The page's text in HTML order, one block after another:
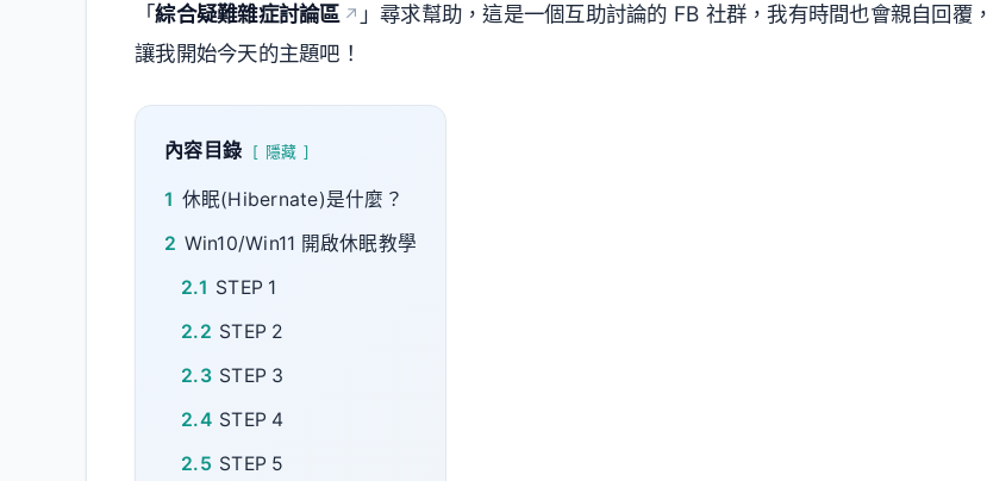
「綜合疑難雜症討論區
」尋求幫助，這是一個互助討論的 FB 社群，我有時間也會親自回覆，
讓我開始今天的主題吧！
內容目錄 隱藏
1 休眠(Hibernate)是什麼？
2 Win10/Win11 開啟休眠教學
2.1 STEP 1
2.2 STEP 2
2.3 STEP 3
2.4 STEP 4
2.5 STEP 5